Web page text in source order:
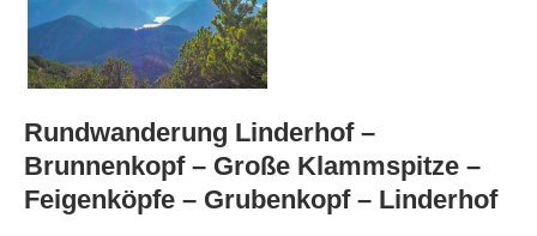
Rundwanderung Linderhof –
Brunnenkopf – Große Klammspitze –
Feigenköpfe – Grubenkopf – Linderhof